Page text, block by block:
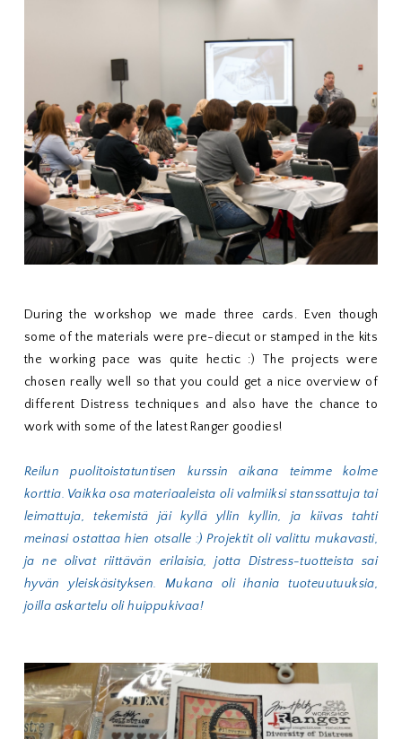
During the workshop we made three cards. Even though
some of the materials were pre-diecut or stamped in the kits
the working pace was quite hectic :) The projects were
chosen really well so that you could get a nice overview of
different Distress techniques and also have the chance to
work with some of the latest Ranger goodies!
Reilun puolitoistatuntisen kurssin aikana teimme kolme
korttia. Vaikka osa materiaaleista oli valmiiksi stanssattuja tai
leimattuja, tekemistä jäi kyllä yllin kyllin, ja kiivas tahti
meinasi ostattaa hien otsalle :) Projektit oli valittu mukavasti,
ja ne olivat riittävän erilaisia, jotta Distress-tuotteista sai
hyvän yleiskäsityksen. Mukana oli ihania tuoteuutuuksia,
joilla askartelu oli huippukivaa!